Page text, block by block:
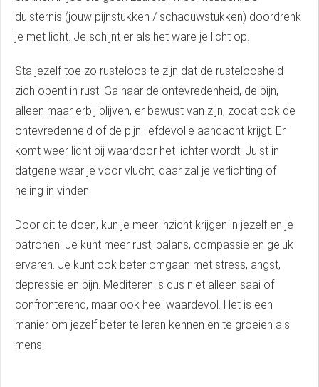
duisternis (jouw pijnstukken / schaduwstukken) doordrenk
je met licht. Je schijnt er als het ware je licht op.
Sta jezelf toe zo rusteloos te zijn dat de rusteloosheid
zich opent in rust. Ga naar de ontevredenheid, de pijn,
alleen maar erbij blijven, er bewust van zijn, zodat ook de
ontevredenheid of de pijn liefdevolle aandacht krijgt. Er
komt weer licht bij waardoor het lichter wordt. Juist in
datgene waar je voor vlucht, daar zal je verlichting of
heling in vinden.
Door dit te doen, kun je meer inzicht krijgen in jezelf en je
patronen. Je kunt meer rust, balans, compassie en geluk
ervaren. Je kunt ook beter omgaan met stress, angst,
depressie en pijn. Mediteren is dus niet alleen saai of
confronterend, maar ook heel waardevol. Het is een
manier om jezelf beter te leren kennen en te groeien als
mens.